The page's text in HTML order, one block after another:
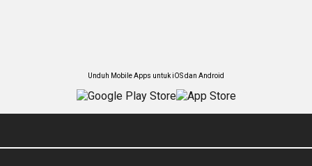
Unduh Mobile Apps untuk iOS dan Android